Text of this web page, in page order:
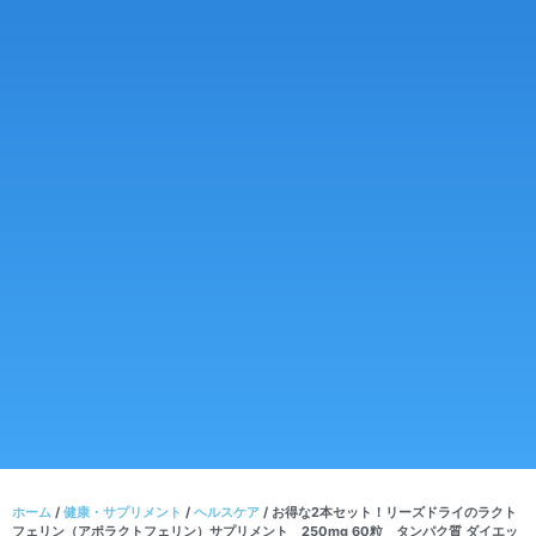
ホーム / 健康・サプリメント / ヘルスケア / お得な2本セット！リーズドライのラクト
フェリン（アポラクトフェリン）サプリメント 250mg 60粒 タンパク質 ダイエッ